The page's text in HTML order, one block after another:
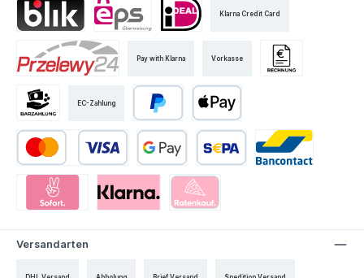
Klarna Credit Card
Pay with Klarna Vorkasse
EC-Zahlung
Versandarten